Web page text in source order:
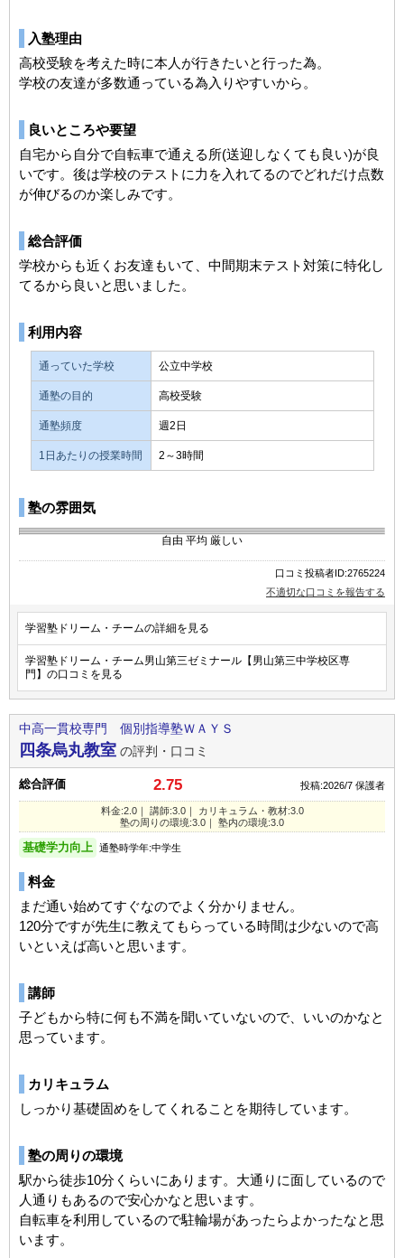
入塾理由
高校受験を考えた時に本人が行きたいと行った為。
学校の友達が多数通っている為入りやすいから。
良いところや要望
自宅から自分で自転車で通える所(送迎しなくても良い)が良
いです。後は学校のテストに力を入れてるのでどれだけ点数
が伸びるのか楽しみです。
総合評価
学校からも近くお友達もいて、中間期末テスト対策に特化し
てるから良いと思いました。
利用内容
通っていた学校 公立中学校
通塾の目的 高校受験
通塾頻度 週2日
1日あたりの授業時間 2～3時間
塾の雰囲気
自由 平均 厳しい
口コミ投稿者ID:2765224
不適切な口コミを報告する
学習塾ドリーム・チームの詳細を見る
学習塾ドリーム・チーム男山第三ゼミナール【男山第三中学校区専
門】の口コミを見る
中高一貫校専門 個別指導塾ＷＡＹＳ
四条烏丸教室 の評判・口コミ
総合評価 2.75 投稿:2026/7 保護者
料金:2.0｜ 講師:3.0｜ カリキュラム・教材:3.0
塾の周りの環境:3.0｜ 塾内の環境:3.0
基礎学力向上 通塾時学年:中学生
料金
まだ通い始めてすぐなのでよく分かりません。
120分ですが先生に教えてもらっている時間は少ないので高
いといえば高いと思います。
講師
子どもから特に何も不満を聞いていないので、いいのかなと
思っています。
カリキュラム
しっかり基礎固めをしてくれることを期待しています。
塾の周りの環境
駅から徒歩10分くらいにあります。大通りに面しているので
人通りもあるので安心かなと思います。
自転車を利用しているので駐輪場があったらよかったなと思
います。